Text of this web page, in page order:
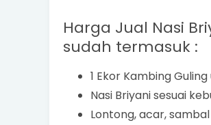
Harga Jual Nasi
sudah termasuk :
1 Ekor Kambing
Nasi Briyani sesuai
Lontong, acar,